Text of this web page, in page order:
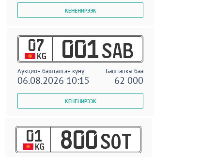
07
KG 001 SAB
Аукцион башталган күнү Баштапкы баа
06.08.2026 10:15 62 000
01
KG 800 SOT